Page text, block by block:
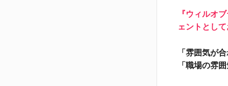
『ウィルオ
ェントとして
「雰囲気が
「職場の雰